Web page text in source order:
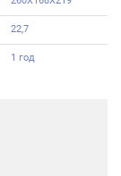
22,7
1 год